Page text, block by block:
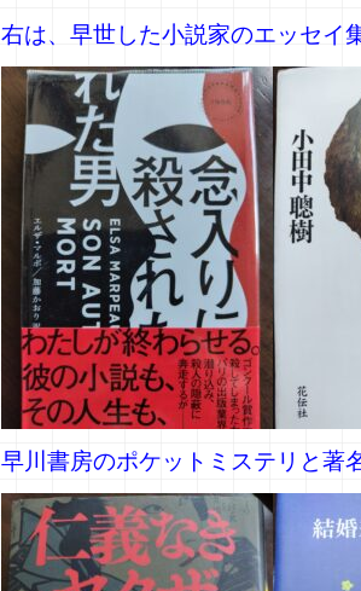
右は、早世した小説家のエッセイ集
早川書房のポケットミステリと著